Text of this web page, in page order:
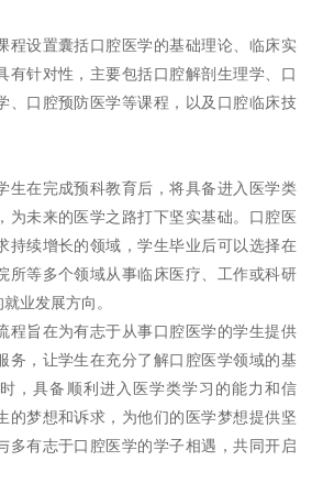
程设置囊括口腔医学的基础理论、临床实
有针对性，主要包括口腔解剖生理学、口
、口腔预防医学等课程，以及口腔临床技
生在完成预科教育后，将具备进入医学类
为未来的医学之路打下坚实基础。口腔医
持续增长的领域，学生毕业后可以选择在
所等多个领域从事临床医疗、工作或科研
业发展方向。
程旨在为有志于从事口腔医学的学生提供
务，让学生在充分了解口腔医学领域的基
，具备顺利进入医学类学习的能力和信
的梦想和诉求，为他们的医学梦想提供坚
多有志于口腔医学的学子相遇，共同开启